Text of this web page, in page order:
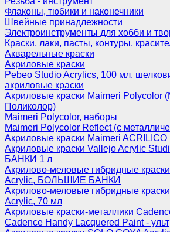
Флаконы, тюбики и наконечники
Швейные принадлежности
Электроинструменты для хобби и
Краски, лаки, пасты, контуры,
Акварельные краски
Акриловые краски
Pebeo Studio Acrylics, 100 мл,
акриловые краски
Акриловые краски Maimeri Polycolor
Поликолор)
Maimeri Polycolor, наборы
Maimeri Polycolor Reflect (с
Акриловые краски Maimeri ACRILICO
Акриловые краски Vallejo Acrylic
БАНКИ 1 л
Акрилово-меловые гибридные
Acrylic, БОЛЬШИЕ БАНКИ
Акрилово-меловые гибридные
Acrylic, 70 мл
Акриловые краски-металлики
Cadence Handy Lacquered Paint -